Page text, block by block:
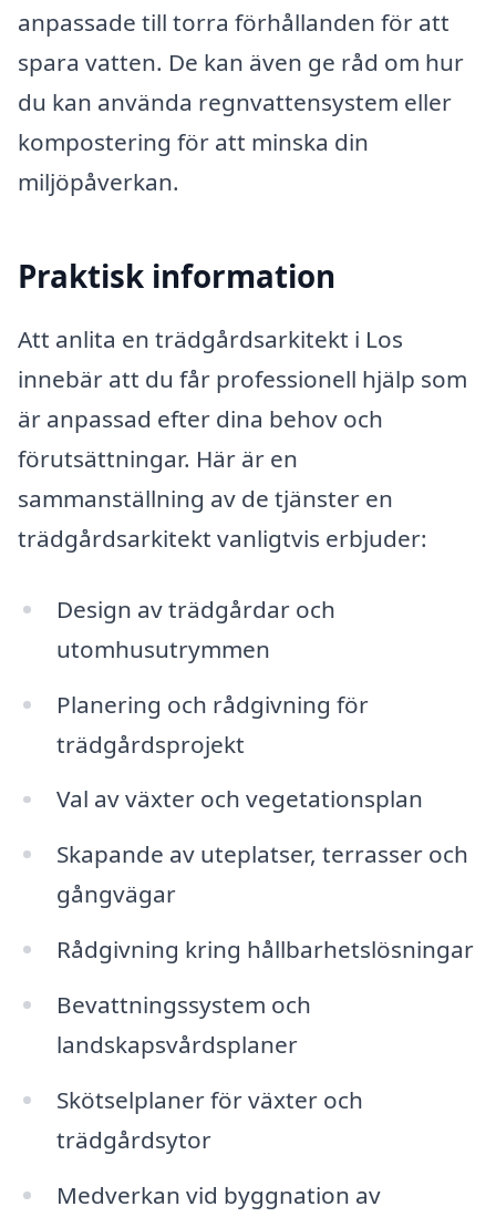
anpassade till torra förhållanden för att
spara vatten. De kan även ge råd om hur
du kan använda regnvattensystem eller
kompostering för att minska din
miljöpåverkan.
Praktisk information
Att anlita en trädgårdsarkitekt i Los
innebär att du får professionell hjälp som
är anpassad efter dina behov och
förutsättningar. Här är en
sammanställning av de tjänster en
trädgårdsarkitekt vanligtvis erbjuder:
Design av trädgårdar och
utomhusutrymmen
Planering och rådgivning för
trädgårdsprojekt
Val av växter och vegetationsplan
Skapande av uteplatser, terrasser och
gångvägar
Rådgivning kring hållbarhetslösningar
Bevattningssystem och
landskapsvårdsplaner
Skötselplaner för växter och
trädgårdsytor
Medverkan vid byggnation av